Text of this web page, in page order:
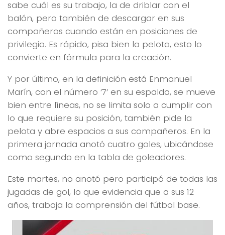
sabe cuál es su trabajo, la de driblar con el
balón, pero también de descargar en sus
compañeros cuando están en posiciones de
privilegio. Es rápido, pisa bien la pelota, esto lo
convierte en fórmula para la creación.
Y por último, en la definición está Enmanuel
Marín, con el número ‘7’ en su espalda, se mueve
bien entre líneas, no se limita solo a cumplir con
lo que requiere su posición, también pide la
pelota y abre espacios a sus compañeros. En la
primera jornada anotó cuatro goles, ubicándose
como segundo en la tabla de goleadores.
Este martes, no anotó pero participó de todas las
jugadas de gol, lo que evidencia que a sus 12
años, trabaja la comprensión del fútbol base.